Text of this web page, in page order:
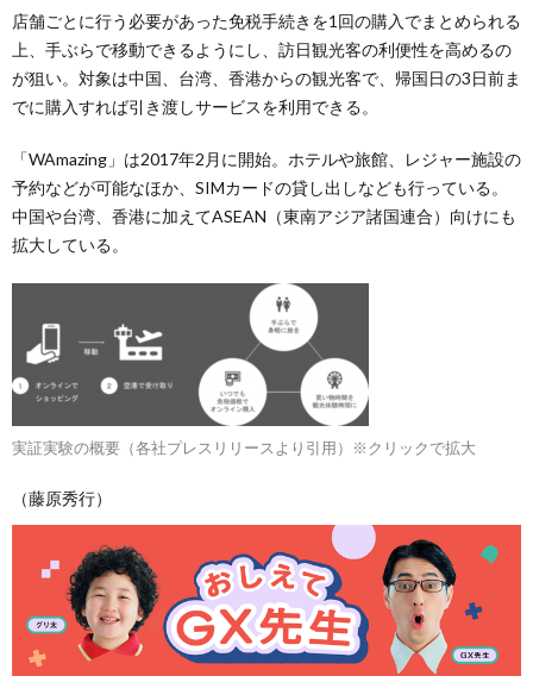
店舗ごとに行う必要があった免税手続きを1回の購入でまとめられる
上、手ぶらで移動できるようにし、訪日観光客の利便性を高めるの
が狙い。対象は中国、台湾、香港からの観光客で、帰国日の3日前ま
でに購入すれば引き渡しサービスを利用できる。
「WAmazing」は2017年2月に開始。ホテルや旅館、レジャー施設の
予約などが可能なほか、SIMカードの貸し出しなども行っている。
中国や台湾、香港に加えてASEAN（東南アジア諸国連合）向けにも
拡大している。
実証実験の概要（各社プレスリリースより引用）※クリックで拡大
（藤原秀行）